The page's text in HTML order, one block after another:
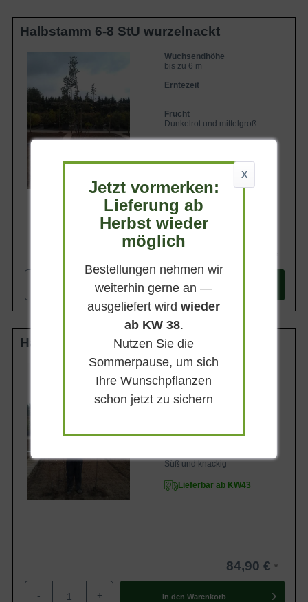
Halbstamm 6-8 StU wurzelnackt
Wuchsendhöhe
bis zu 6 m
Erntezeit
Frucht
Dunkelrot und mittelgroß
Lieferbar ab KW43
+ In den Warenkorb
Halbstamm 8-10 StU wurzelnackt
Wuchsendhöhe
bis zu 6 m
Erntezeit
Dunkelrot und mittelgroß
Süß und knackig
Lieferbar ab KW43
84,90 €
- + In den Warenkorb
X
Jetzt vormerken:
Lieferung ab
Herbst wieder
möglich
Bestellungen nehmen wir
weiterhin gerne an —
ausgeliefert wirdwieder
ab KW 38.
Nutzen Sie die
Sommerpause, um sich
Ihre Wunschpflanzen
schon jetzt zu sichern